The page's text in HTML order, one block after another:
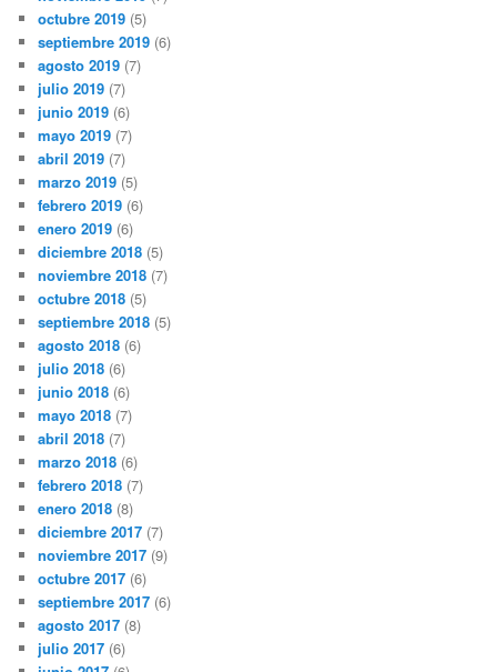
octubre 2019 (5)
septiembre 2019 (6)
agosto 2019 (7)
julio 2019 (7)
junio 2019 (6)
mayo 2019 (7)
abril 2019 (7)
marzo 2019 (5)
febrero 2019 (6)
enero 2019 (6)
diciembre 2018 (5)
noviembre 2018 (7)
octubre 2018 (5)
septiembre 2018 (5)
agosto 2018 (6)
julio 2018 (6)
junio 2018 (6)
mayo 2018 (7)
abril 2018 (7)
marzo 2018 (6)
febrero 2018 (7)
enero 2018 (8)
diciembre 2017 (7)
noviembre 2017 (9)
octubre 2017 (6)
septiembre 2017 (6)
agosto 2017 (8)
julio 2017 (6)